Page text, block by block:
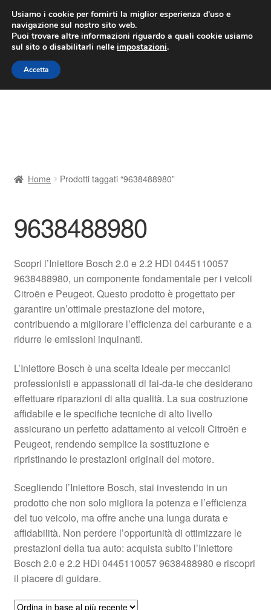
CONSEGNA da 7 EUR
Lun-Ven 9:00 - 16:00/800 580 290
Vai
alla
navigazione
Vai
al
contenuto
Contatto
Il mio account
Pagamenti
Politica sulla riservatezza
Registratore di cassa
Rimostranza
Spedizione in tutto il mondo
Termini e condizioni
Home Prodotti taggati “9638488980”
9638488980
Scopri l’Iniettore Bosch 2.0 e 2.2 HDI 0445110057
9638488980, un componente fondamentale per i veicoli
Citroën e Peugeot. Questo prodotto è progettato per
garantire un’ottimale prestazione del motore,
contribuendo a migliorare l’efficienza del carburante e a
ridurre le emissioni inquinanti.
L’Iniettore Bosch è una scelta ideale per meccanici
professionisti e appassionati di fai-da-te che desiderano
effettuare riparazioni di alta qualità. La sua costruzione
affidabile e le specifiche tecniche di alto livello
assicurano un perfetto adattamento ai veicoli Citroën e
Peugeot, rendendo semplice la sostituzione e
ripristinando le prestazioni originali del motore.
Scegliendo l’Iniettore Bosch, stai investendo in un
prodotto che non solo migliora la potenza e l’efficienza
del tuo veicolo, ma offre anche una lunga durata e
affidabilità. Non perdere l’opportunità di ottimizzare le
prestazioni della tua auto: acquista subito l’Iniettore
Bosch 2.0 e 2.2 HDI 0445110057 9638488980 e riscopri
il piacere di guidare.
Usiamo i cookie per fornirti la miglior esperienza d'uso e
navigazione sul nostro sito web.
Puoi trovare altre informazioni riguardo a quali cookie usiamo
sul sito o disabilitarli nelle impostazioni.
Accetta